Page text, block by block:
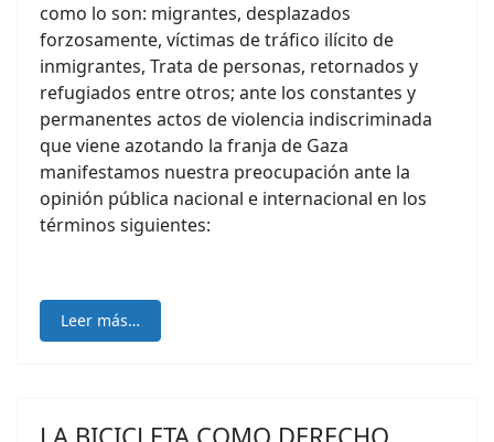
como lo son: migrantes, desplazados
forzosamente, víctimas de tráfico ilícito de
inmigrantes, Trata de personas, retornados y
refugiados entre otros; ante los constantes y
permanentes actos de violencia indiscriminada
que viene azotando la franja de Gaza
manifestamos nuestra preocupación ante la
opinión pública nacional e internacional en los
términos siguientes:
Leer más…
LA BICICLETA COMO DERECHO